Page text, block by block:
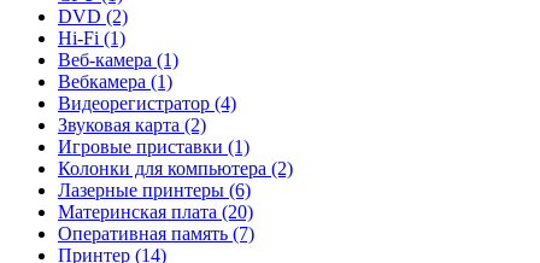
DVD (2)
Hi-Fi (1)
Веб-камера (1)
Вебкамера (1)
Видеорегистратор (4)
Звуковая карта (2)
Игровые приставки (1)
Колонки для компьютера (2)
Лазерные принтеры (6)
Материнская плата (20)
Оперативная память (7)
Принтер (14)